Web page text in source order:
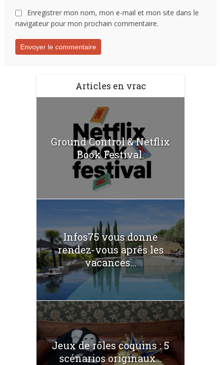
Enregistrer mon nom, mon e-mail et mon site dans le
navigateur pour mon prochain commentaire.
Articles en vrac
Ground Control & Netflix
Book Festival.
Infos75 vous donne
rendez-vous après les
vacances...
Jeux de rôles coquins : 5
scénarios originaux...